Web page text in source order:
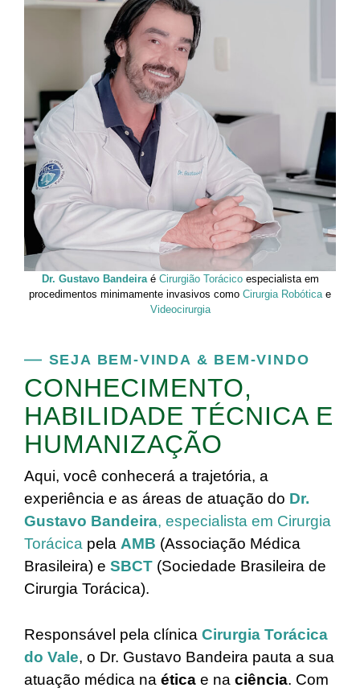
Dr. Gustavo Bandeiraé Cirurgião Torácico especialista em
procedimentos minimamente invasivos como Cirurgia Robóticae
Videocirurgia
SEJA BEM-VINDA & BEM-VINDO
CONHECIMENTO,
HABILIDADE TÉCNICA E
HUMANIZAÇÃO
Aqui, você conhecerá a trajetória, a
experiência e as áreas de atuação do Dr.
Gustavo Bandeira, especialista em Cirurgia
Torácica pela AMB (Associação Médica
Brasileira) e SBCT (Sociedade Brasileira de
Cirurgia Torácica).
Responsável pela clínica Cirurgia Torácica
do Vale, o Dr. Gustavo Bandeira pauta a sua
atuação médica na ética e na ciência. Com